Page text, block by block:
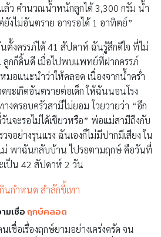
ว คำนวณน้ำหนักลูกได้ 3,300 กรัม น้ำ
ยังไม่อันตราย อาจรอได้ 1 อาทิตย์”
ตั้งครรภ์ได้ 41 สัปดาห์ ฉันรู้สึกดีใจ ที่ไม่
ลูกก็ดิ้นดี เมื่อไปพบแพทย์ที่ฝากครรภ์
อแนะนำว่าให้คลอด เนื่องจากน้ำคร่ำ
จะเกิดอันตรายต่อเด็ก ให้ฉันนอนโรง
งครอบครัวสามีไม่ยอม โวยวายว่า “อีก
นจะรอไม่ได้เชียวหรือ” พ่อแม่สามีถึงกับ
อย่างรุนแรง ฉันเองก็ไม่มีปากมีเสียง ใน
ม่ พาฉันกลับบ้าน ไปรอตามฤกษ์ คือวันที่
เป็น 42 สัปดาห์ 2 วัน
มเชื่อฤกษ์คลอด
ชื่อเรื่องฤกษ์ยามอย่างเคร่งครัด จน